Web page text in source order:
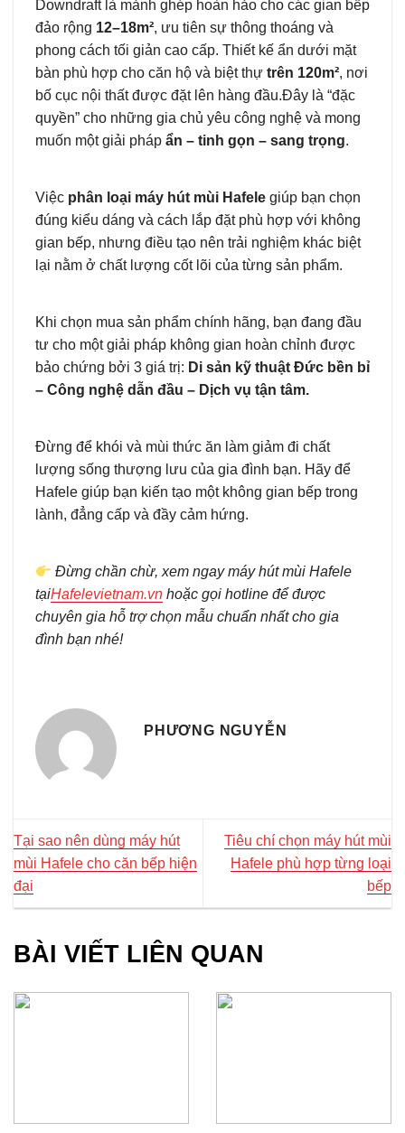
Downdraft là mảnh ghép hoàn hảo cho các gian bếp
đảo rộng 12–18m², ưu tiên sự thông thoáng và
phong cách tối giản cao cấp. Thiết kế ẩn dưới mặt
bàn phù hợp cho căn hộ và biệt thự trên 120m², nơi
bố cục nội thất được đặt lên hàng đầu.Đây là “đặc
quyền” cho những gia chủ yêu công nghệ và mong
muốn một giải pháp ẩn – tinh gọn – sang trọng.
Việc phân loại máy hút mùi Hafele giúp bạn chọn
đúng kiểu dáng và cách lắp đặt phù hợp với không
gian bếp, nhưng điều tạo nên trải nghiệm khác biệt
lại nằm ở chất lượng cốt lõi của từng sản phẩm.
Khi chọn mua sản phẩm chính hãng, bạn đang đầu
tư cho một giải pháp không gian hoàn chỉnh được
bảo chứng bởi 3 giá trị: Di sản kỹ thuật Đức bền bỉ
– Công nghệ dẫn đầu – Dịch vụ tận tâm.
Đừng để khói và mùi thức ăn làm giảm đi chất
lượng sống thượng lưu của gia đình bạn. Hãy để
Hafele giúp bạn kiến tạo một không gian bếp trong
lành, đẳng cấp và đầy cảm hứng.
Đừng chần chừ, xem ngay máy hút mùi Hafele
tạiHafelevietnam.vn hoặc gọi hotline để được
chuyên gia hỗ trợ chọn mẫu chuẩn nhất cho gia
đình bạn nhé!
PHƯƠNG NGUYỄN
Tại sao nên dùng máy hút
mùi Hafele cho căn bếp hiện
đại
Tiêu chí chọn máy hút mùi
Hafele phù hợp từng loại
bếp
BÀI VIẾT LIÊN QUAN